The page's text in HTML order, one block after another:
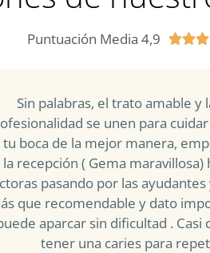
Puntuación Media 4,9 
Sin palabras, el trato amable y
se unen para
tu boca de la mejor manera,
la recepción ( Gema maravillosa)
pasando por las ayudantes
que recomendable y dato
aparcar sin dificultad . Casi
tener una caries para